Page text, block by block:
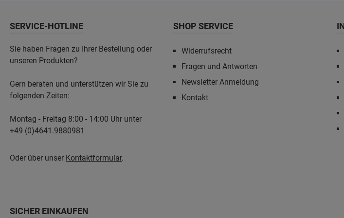
SERVICE-HOTLINE
Sie haben Fragen zu Ihrer Bestellung oder
unseren Produkten?
Gern beraten und unterstützen wir Sie zu
folgenden Zeiten:
Montag - Freitag 8:00 - 14:00 Uhr unter
+49 (0)4641.9880981
Oder über unser Kontaktformular.
SHOP SERVICE
Widerrufsrecht
Fragen und Antworten
Newsletter Anmeldung
Kontakt
SICHER EINKAUFEN